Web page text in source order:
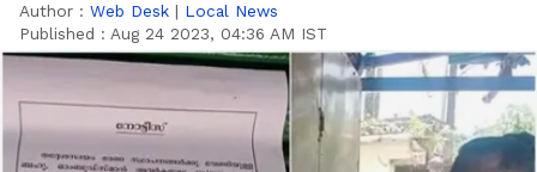
Author : Web Desk | Local News
Published : Aug 24 2023, 04:36 AM IST